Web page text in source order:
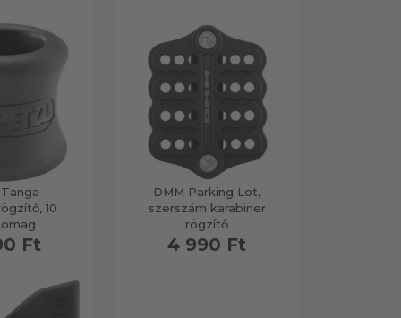
10
Ft
DMM Parking Lot,
szerszám karabiner
rögzítő
4 990 Ft